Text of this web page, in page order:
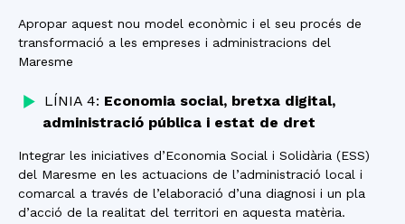
Apropar aquest nou model econòmic i el seu procés de
transformació a les empreses i administracions del
Maresme
LÍNIA 4: Economia social, bretxa digital,
administració pública i estat de dret
Integrar les iniciatives d’Economia Social i Solidària (ESS)
del Maresme en les actuacions de l’administració local i
comarcal a través de l’elaboració d’una diagnosi i un pla
d’acció de la realitat del territori en aquesta matèria.